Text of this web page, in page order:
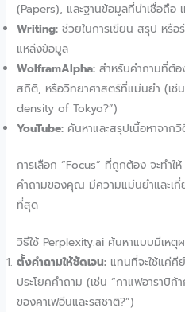
(Papers), และฐานข้อมูลที่น่าเชื่อถือ
Writing: ช่วยในการเขียน สรุป หรือ
แหล่งข้อมูล
WolframAlpha: สำหรับคำถามที่ต้
สถิติ, หรือวิทยาศาสตร์ที่แม่นยำ (เ
density of Tokyo?”)
YouTube: ค้นหาและสรุปเนื้อหาจาก
การเลือก “Focus” ที่ถูกต้อง จะทำใ
คำถามของคุณ มีความแม่นยำและเ
ที่สุด
วิธีใช้ Perplexity.ai ค้นหาแบบมีเห
ตั้งคำถามให้ชัดเจน: แทนที่จะใช้แค่คี
ประโยคคำถาม (เช่น “กาแฟอาราบิก้
ของคาเฟอีนและรสชาติ?”)